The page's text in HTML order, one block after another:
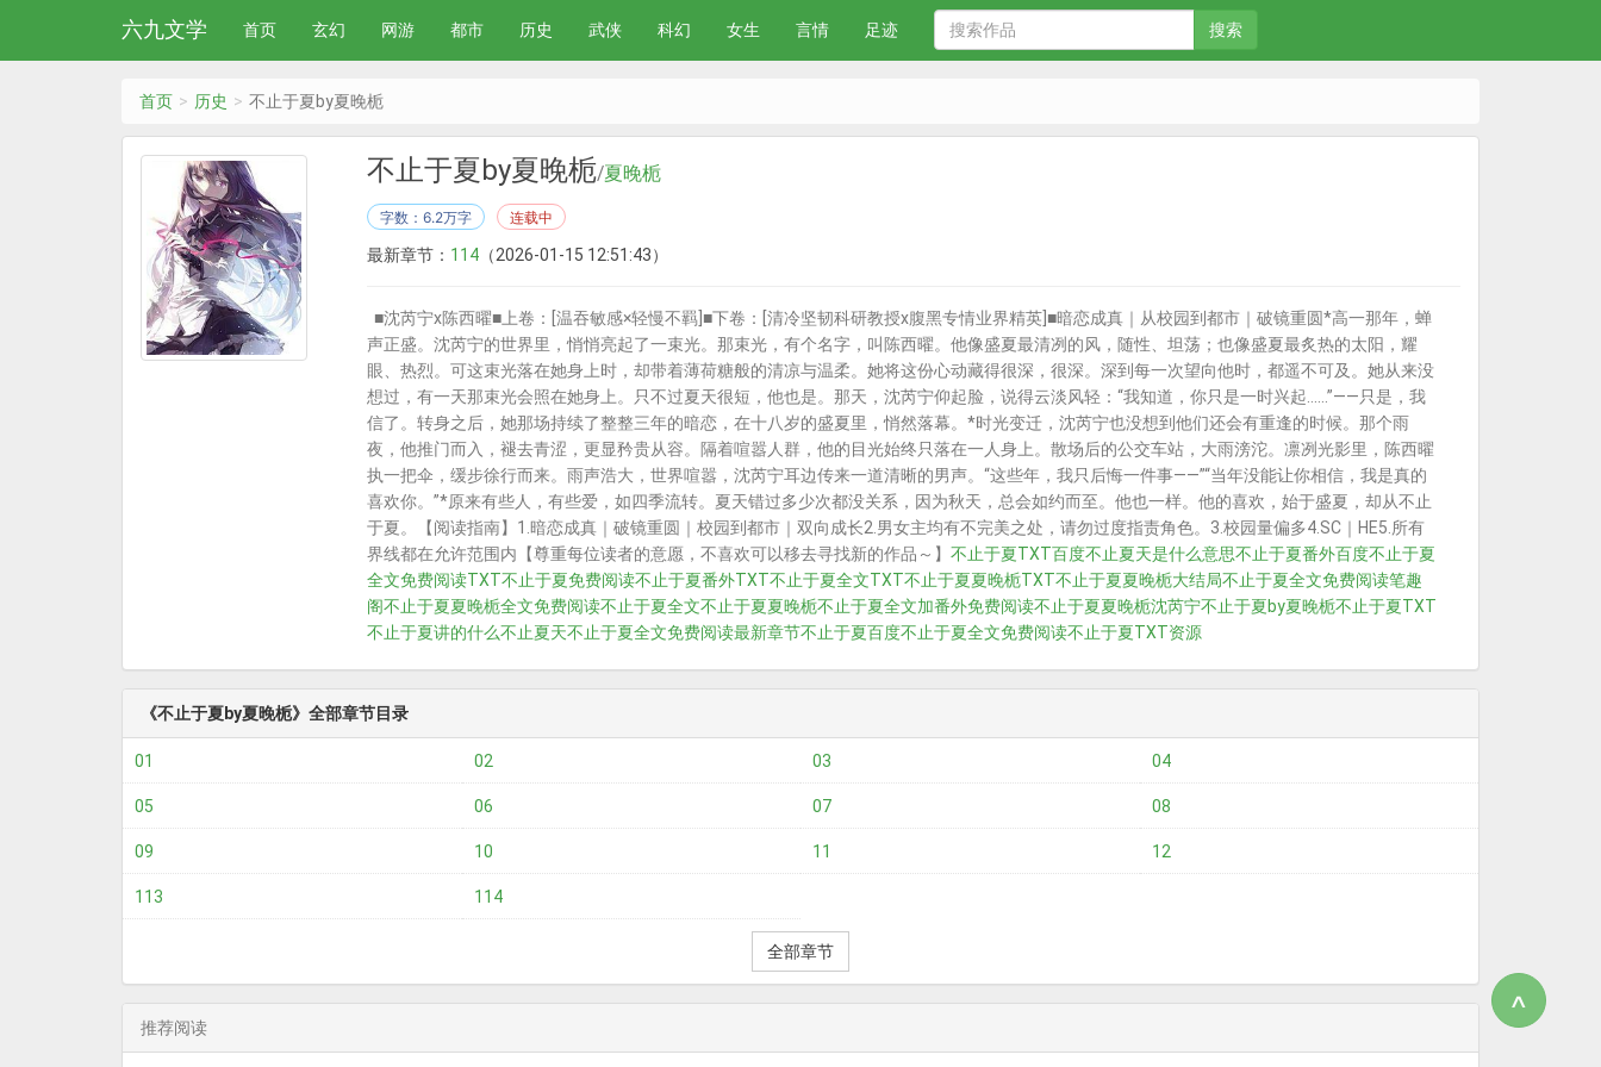
六九文学 首页 玄幻 网游 都市 历史 武侠 科幻 女生 言情 足迹 搜索
首页 历史 不止于夏by夏晚栀
不止于夏by夏晚栀/夏晚栀
字数：6.2万字 连载中
最新章节： 114（2026-01-15 12:51:43）
■沈芮宁x陈西曜■上卷：[温吞敏感×轻慢不羁]■下卷：[清冷坚韧科研教授x腹黑专情业界精英]■暗恋成真｜从校园到都市｜破镜重圆*高一那年，蝉
声正盛。沈芮宁的世界里，悄悄亮起了一束光。那束光，有个名字，叫陈西曜。他像盛夏最清冽的风，随性、坦荡；也像盛夏最炙热的太阳，耀
眼、热烈。可这束光落在她身上时，却带着薄荷糖般的清凉与温柔。她将这份心动藏得很深，很深。深到每一次望向他时，都遥不可及。她从来没
想过，有一天那束光会照在她身上。只不过夏天很短，他也是。那天，沈芮宁仰起脸，说得云淡风轻：“我知道，你只是一时兴起……”——只是，我
信了。转身之后，她那场持续了整整三年的暗恋，在十八岁的盛夏里，悄然落幕。*时光变迁，沈芮宁也没想到他们还会有重逢的时候。那个雨
夜，他推门而入，褪去青涩，更显矜贵从容。隔着喧嚣人群，他的目光始终只落在一人身上。散场后的公交车站，大雨滂沱。凛冽光影里，陈西曜
执一把伞，缓步徐行而来。雨声浩大，世界喧嚣，沈芮宁耳边传来一道清晰的男声。“这些年，我只后悔一件事——”“当年没能让你相信，我是真的
喜欢你。”*原来有些人，有些爱，如四季流转。夏天错过多少次都没关系，因为秋天，总会如约而至。他也一样。他的喜欢，始于盛夏，却从不止
于夏。【阅读指南】1.暗恋成真｜破镜重圆｜校园到都市｜双向成长2.男女主均有不完美之处，请勿过度指责角色。3.校园量偏多4.SC｜HE5.所有
界线都在允许范围内【尊重每位读者的意愿，不喜欢可以移去寻找新的作品～】 不止于夏TXT百度不止夏天是什么意思不止于夏番外百度不止于夏
全文免费阅读TXT不止于夏免费阅读不止于夏番外TXT不止于夏全文TXT不止于夏夏晚栀TXT不止于夏夏晚栀大结局不止于夏全文免费阅读笔趣
阁不止于夏夏晚栀全文免费阅读不止于夏全文不止于夏夏晚栀不止于夏全文加番外免费阅读不止于夏夏晚栀沈芮宁不止于夏by夏晚栀不止于夏TXT
不止于夏讲的什么不止夏天不止于夏全文免费阅读最新章节不止于夏百度不止于夏全文免费阅读不止于夏TXT资源
《不止于夏by夏晚栀》全部章节目录
01 02 03 04
05 06 07 08
09 10 11 12
113 114
全部章节
推荐阅读
∧